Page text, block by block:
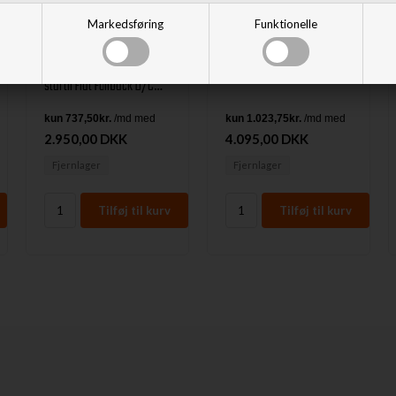
Markedsføring Funktionelle
Side bars fra Trux i rustfri
stål til Fiat Fullback D/C
Årgang 2016-2019
2.950,00 DKK
Fjernlager
Fullback årg. 16>
4.095,00 DKK
Fjernlager